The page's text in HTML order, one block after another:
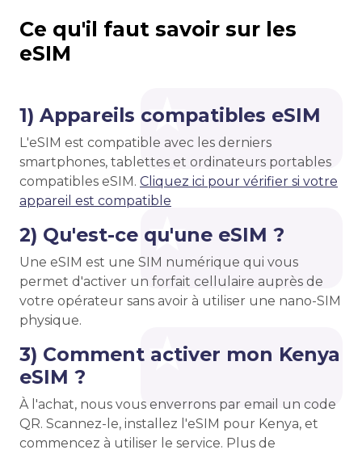
Ce qu'il faut savoir sur les
eSIM
1) Appareils compatibles eSIM
L'eSIM est compatible avec les derniers
smartphones, tablettes et ordinateurs portables
compatibles eSIM. Cliquez ici pour vérifier si votre
appareil est compatible
2) Qu'est-ce qu'une eSIM ?
Une eSIM est une SIM numérique qui vous
permet d'activer un forfait cellulaire auprès de
votre opérateur sans avoir à utiliser une nano-SIM
physique.
3) Comment activer mon Kenya
eSIM ?
À l'achat, nous vous enverrons par email un code
QR. Scannez-le, installez l'eSIM pour Kenya, et
commencez à utiliser le service. Plus de